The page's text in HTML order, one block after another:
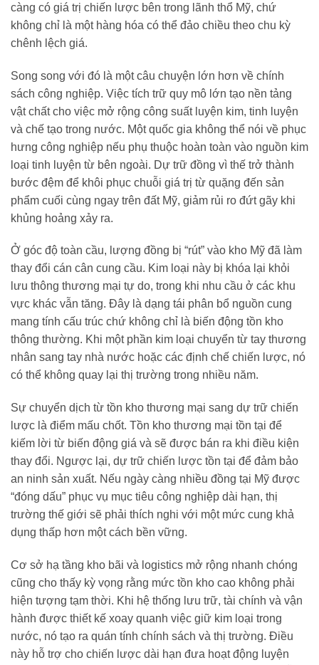
càng có giá trị chiến lược bên trong lãnh thổ Mỹ, chứ
không chỉ là một hàng hóa có thể đảo chiều theo chu kỳ
chênh lệch giá.
Song song với đó là một câu chuyện lớn hơn về chính
sách công nghiệp. Việc tích trữ quy mô lớn tạo nền tảng
vật chất cho việc mở rộng công suất luyện kim, tinh luyện
và chế tạo trong nước. Một quốc gia không thể nói về phục
hưng công nghiệp nếu phụ thuộc hoàn toàn vào nguồn kim
loại tinh luyện từ bên ngoài. Dự trữ đồng vì thế trở thành
bước đệm để khôi phục chuỗi giá trị từ quặng đến sản
phẩm cuối cùng ngay trên đất Mỹ, giảm rủi ro đứt gãy khi
khủng hoảng xảy ra.
Ở góc độ toàn cầu, lượng đồng bị “rút” vào kho Mỹ đã làm
thay đổi cán cân cung cầu. Kim loại này bị khóa lại khỏi
lưu thông thương mại tự do, trong khi nhu cầu ở các khu
vực khác vẫn tăng. Đây là dạng tái phân bổ nguồn cung
mang tính cấu trúc chứ không chỉ là biến động tồn kho
thông thường. Khi một phần kim loại chuyển từ tay thương
nhân sang tay nhà nước hoặc các định chế chiến lược, nó
có thể không quay lại thị trường trong nhiều năm.
Sự chuyển dịch từ tồn kho thương mại sang dự trữ chiến
lược là điểm mấu chốt. Tồn kho thương mại tồn tại để
kiếm lời từ biến động giá và sẽ được bán ra khi điều kiện
thay đổi. Ngược lại, dự trữ chiến lược tồn tại để đảm bảo
an ninh sản xuất. Nếu ngày càng nhiều đồng tại Mỹ được
“đóng dấu” phục vụ mục tiêu công nghiệp dài hạn, thị
trường thế giới sẽ phải thích nghi với một mức cung khả
dụng thấp hơn một cách bền vững.
Cơ sở hạ tầng kho bãi và logistics mở rộng nhanh chóng
cũng cho thấy kỳ vọng rằng mức tồn kho cao không phải
hiện tượng tạm thời. Khi hệ thống lưu trữ, tài chính và vận
hành được thiết kế xoay quanh việc giữ kim loại trong
nước, nó tạo ra quán tính chính sách và thị trường. Điều
này hỗ trợ cho chiến lược dài hạn đưa hoạt động luyện